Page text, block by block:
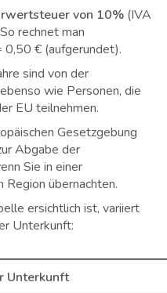
von 10% (IVA
rechnet man
€ (aufgerundet).
sind von der
wie Personen, die
EU teilnehmen.
Gesetzgebung
Abgabe der
Sie in einer
übernachten.
ersichtlich ist, variiert
Unterkunft:
Unterkunft